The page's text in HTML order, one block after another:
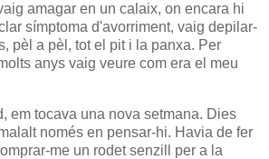
amagar en un calaix, on encara hi
símptoma d'avorriment, vaig depilar-
pèl a pèl, tot el pit i la panxa. Per
anys vaig veure com era el meu
em tocava una nova setmana. Dies
només en pensar-hi. Havia de fer
me un rodet senzill per a la